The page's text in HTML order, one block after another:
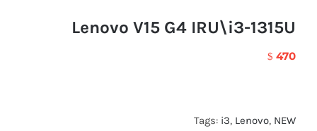
Lenovo V15 G4 IRU\i3-1315U
$ 470
Tags: i3, Lenovo, NEW